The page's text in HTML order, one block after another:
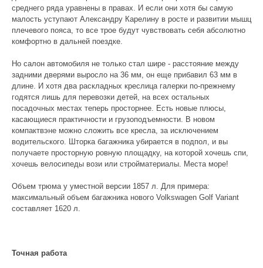
среднего ряда уравнены в правах. И если они хотя бы самую
малость уступают Александру Карелину в росте и развитии мышц
плечевого пояса, то все трое будут чувствовать себя абсолютно
комфортно в дальней поездке.
Но салон автомобиля не только стал шире - расстояние между
задними дверями выросло на 36 мм, он еще прибавил 63 мм в
длине. И хотя два раскладных креслица галерки по-прежнему
годятся лишь для перевозки детей, на всех остальных
посадочных местах теперь просторнее. Есть новые плюсы,
касающиеся практичности и грузоподъемности. В новом
компактвэне можно сложить все кресла, за исключением
водительского. Шторка багажника убирается в подпол, и вы
получаете просторную ровную площадку, на которой хочешь спи,
хочешь велосипеды вози или стройматериалы. Места море!
Объем трюма у уместной версии 1857 л. Для примера:
максимальный объем багажника нового Volkswagen Golf Variant
составляет 1620 л.
Точная работа